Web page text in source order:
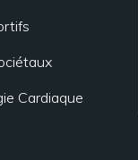
Cardiaque